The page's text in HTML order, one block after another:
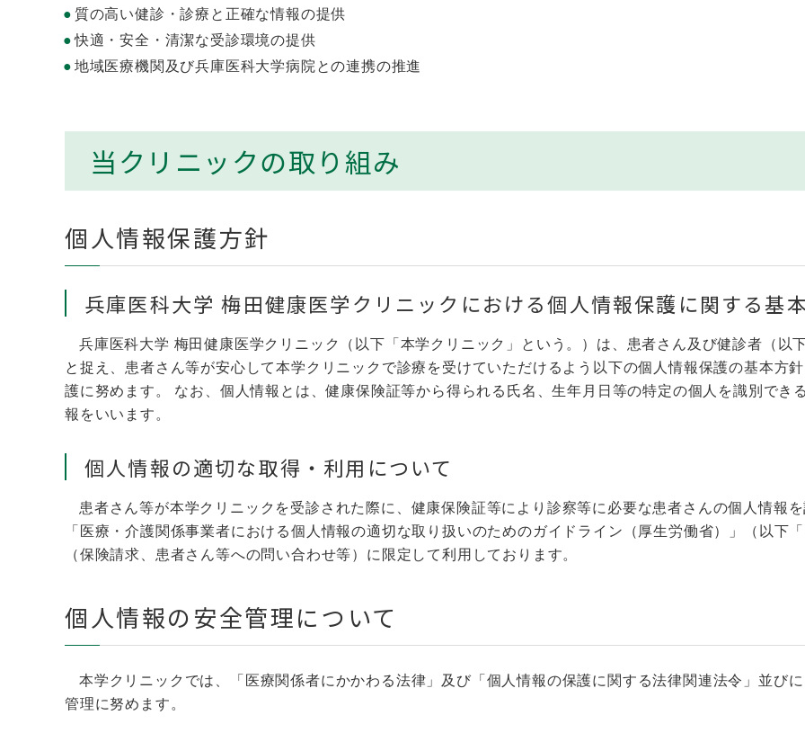
質の高い健診・診療と正確な情報の提供
快適・安全・清潔な受診環境の提供
地域医療機関及び兵庫医科大学病院との連携の推進
当クリニックの取り組み
個人情報保護方針
兵庫医科大学 梅田健康医学クリニックにおける個人情報保護に関する基
兵庫医科大学 梅田健康医学クリニック（以下「本学クリニック」という。）は、患者さん及び健診者（以
と捉え、患者さん等が安心して本学クリニックで診療を受けていただけるよう以下の個人情報保護の基本方
護に努めます。 なお、個人情報とは、健康保険証等から得られる氏名、生年月日等の特定の個人を識別でき
報をいいます。
個人情報の適切な取得・利用について
患者さん等が本学クリニックを受診された際に、健康保険証等により診察等に必要な患者さんの個人情報
「医療・介護関係事業者における個人情報の適切な取り扱いのためのガイドライン（厚生労働省）」（以下
（保険請求、患者さん等への問い合わせ等）に限定して利用しております。
個人情報の安全管理について
本学クリニックでは、「医療関係者にかかわる法律」及び「個人情報の保護に関する法律関連法令」並び
管理に努めます。